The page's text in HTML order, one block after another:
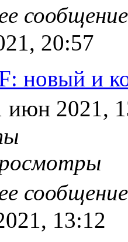
20:57
новый и
июн 2021,
13:12